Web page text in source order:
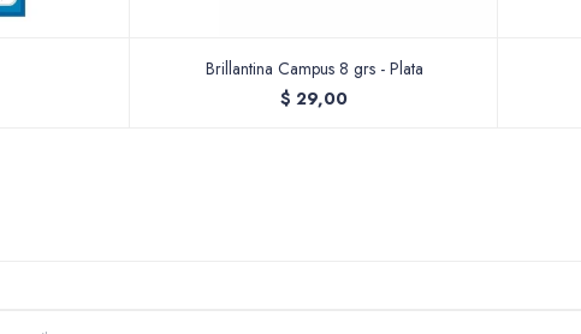
Brillantina Campus 8 grs - Plata
$ 29,00